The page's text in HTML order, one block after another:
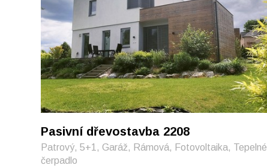
Pasivní dřevostavba 2208
Patrový, 5+1, Garáž, Rámová, Fotovoltaika, Tepelné
čerpadlo